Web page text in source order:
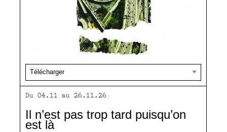
Du 04.11 au 26.11.26
Il n’est pas trop tard puisqu’on
est là